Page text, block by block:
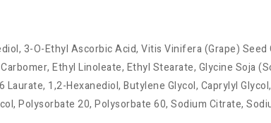
3-O-Ethyl Ascorbic Acid, Vitis Vinifera (Grape)
Ethyl Linoleate, Ethyl Stearate, Glycine Soja
1,2-Hexanediol, Butylene Glycol, Caprylyl
Polysorbate 20, Polysorbate 60, Sodium Citrate,